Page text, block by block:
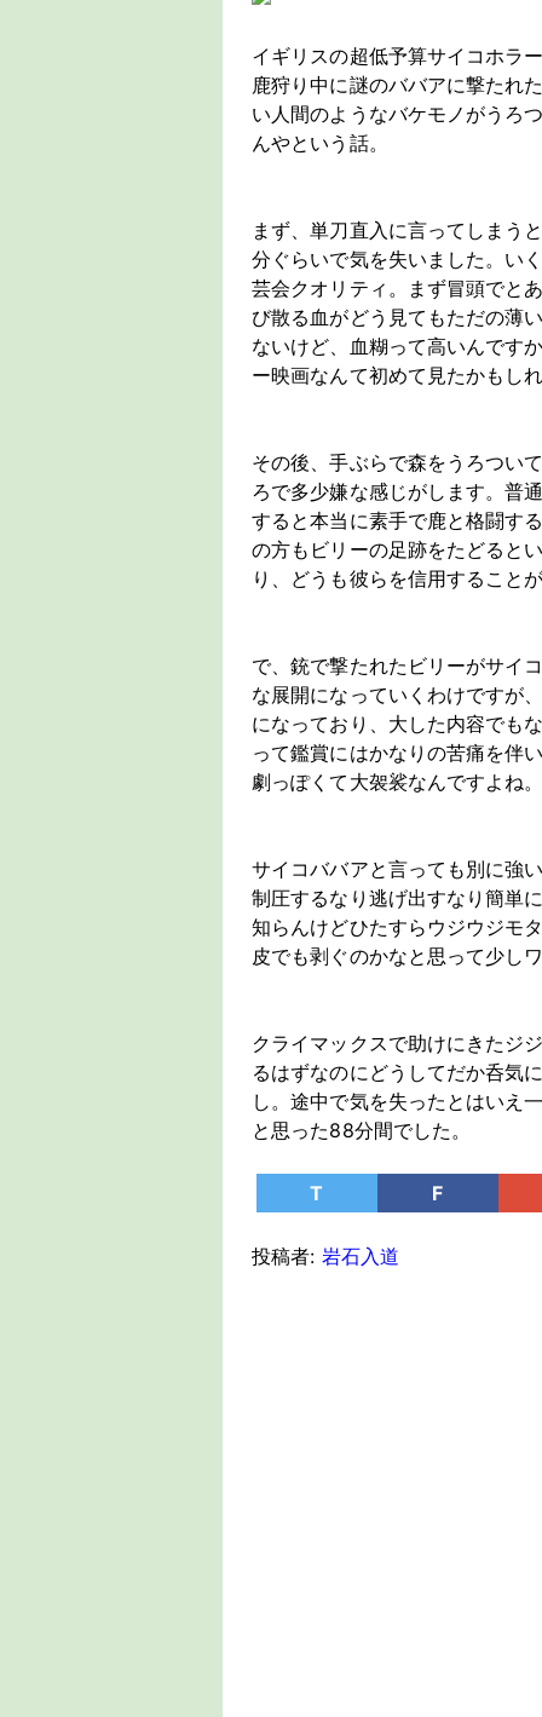
イギリスの超低予算サイコホラ
鹿狩り中に謎のババアに撃たれ
い人間のようなバケモノがうろ
んやという話。
まず、単刀直入に言ってしまう
分ぐらいで気を失いました。い
芸会クオリティ。まず冒頭でと
び散る血がどう見てもただの薄
ないけど、血糊って高いんです
ー映画なんて初めて見たかもし
その後、手ぶらで森をうろつい
ろで多少嫌な感じがします。普
すると本当に素手で鹿と格闘す
の方もビリーの足跡をたどると
り、どうも彼らを信用すること
で、銃で撃たれたビリーがサイ
な展開になっていくわけですが
になっており、大した内容でも
って鑑賞にはかなりの苦痛を伴
劇っぽくて大袈裟なんですよね
サイコババアと言っても別に強
制圧するなり逃げ出すなり簡単
知らんけどひたすらウジウジモ
皮でも剥ぐのかなと思って少し
クライマックスで助けにきたジ
るはずなのにどうしてだか呑気
し。途中で気を失ったとはいえ
と思った88分間でした。
T F
投稿者: 岩石入道